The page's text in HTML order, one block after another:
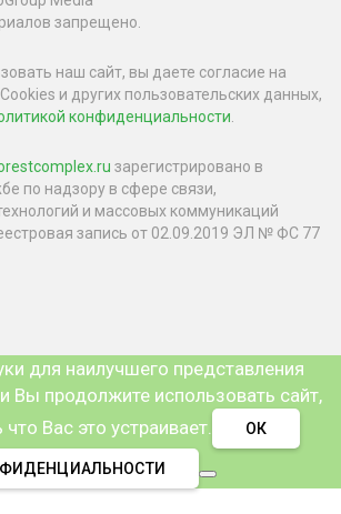
запрещено.
наш сайт, вы даете согласие на
и других пользовательских данных,
конфиденциальности
зарегистрировано в
по надзору в сфере связи,
и массовых коммуникаций
запись от 02.09.2019 ЭЛ № ФС 77
для наилучшего представления
Вы продолжите использовать сайт,
Вас это устраивает.
ОК